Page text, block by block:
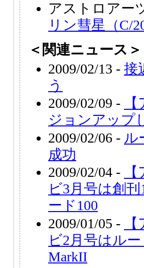
アストロアー
リン彗星（C/
＜関連ニュース＞
2009/02/13 - 接
う
2009/02/09 -
ジョンアップ
2009/02/06 - ル
成功
2009/02/04 -
ビ3月号は創
ード100
2009/01/05 -
ビ2月号はル
MarkII